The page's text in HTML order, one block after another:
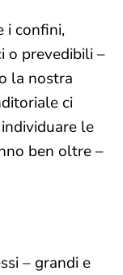
i confini,
o prevedibili –
la nostra
ci
le
ben oltre –
– grandi e